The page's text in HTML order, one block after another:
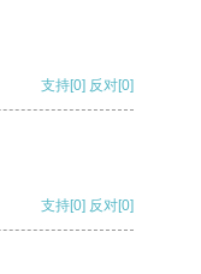
支持[0] 反对[0]
支持[0] 反对[0]